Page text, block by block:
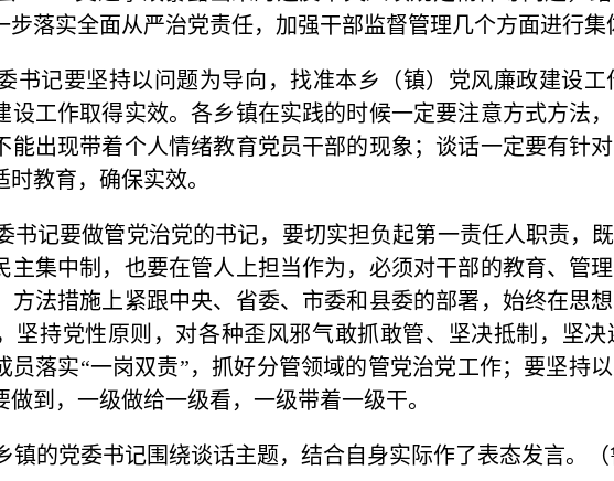
步落实全面从严治党责任，加强干部监督管理几个方面进行集
书记要坚持以问题为导向，找准本乡（镇）党风廉政建设
设工作取得实效。各乡镇在实践的时候一定要注意方式方法
能出现带着个人情绪教育党员干部的现象；谈话一定要有针
教育，确保实效。
书记要做管党治党的书记，要切实担负起第一责任人职责，
主集中制，也要在管人上担当作为，必须对干部的教育、管
方法措施上紧跟中央、省委、市委和县委的部署，始终在思
坚持党性原则，对各种歪风邪气敢抓敢管、坚决抵制，坚决
员落实“一岗双责”，抓好分管领域的管党治党工作；要坚持
到，一级做给一级看，一级带着一级干。
镇的党委书记围绕谈话主题，结合自身实际作了表态发言。（